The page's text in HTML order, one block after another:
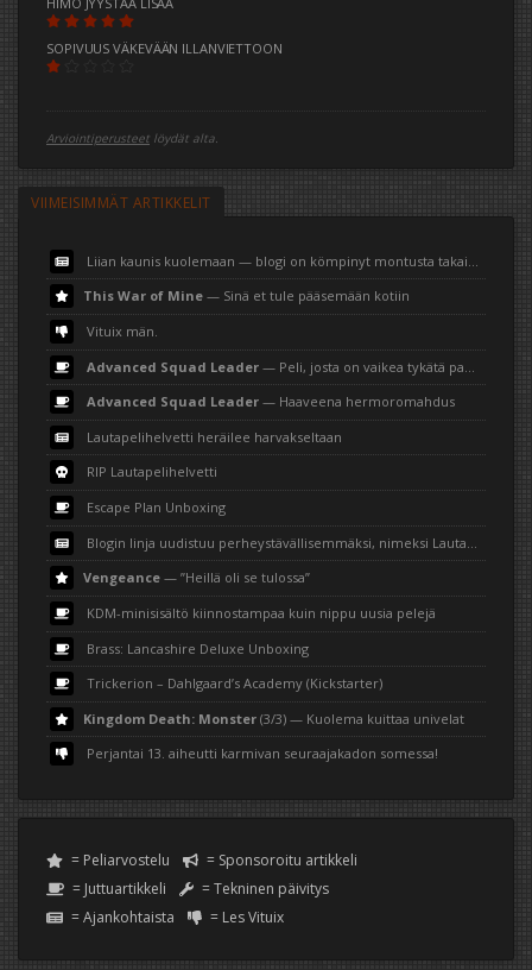
SOPIVUUS VÄKEVÄÄN ILLANVIETTOON
Arviointiperusteet löydät alta.
VIIMEISIMMÄT ARTIKKELIT
Liian kaunis kuolemaan — blogi on kömpinyt montusta takaisin
This War of Mine — Sinä et tule pääsemään kotiin
Vituix män.
Advanced Squad Leader — Peli, josta on vaikea tykätä paperilla
Advanced Squad Leader — Haaveena hermoromahdus
Lautapelihelvetti heräilee harvakseltaan
RIP Lautapelihelvetti
Escape Plan Unboxing
Blogin linja uudistuu perheystävällisemmäksi, nimeksi Lautapelihemmetti
Vengeance — ”Heillä oli se tulossa”
KDM-minisisältö kiinnostampaa kuin nippu uusia pelejä
Brass: Lancashire Deluxe Unboxing
Trickerion – Dahlgaard’s Academy (Kickstarter)
Kingdom Death: Monster (3/3) — Kuolema kuittaa univelat
Perjantai 13. aiheutti karmivan seuraajakadon somessa!
= Peliarvostelu
= Sponsoroitu artikkeli
= Juttuartikkeli
= Tekninen päivitys
= Ajankohtaista
= Les Vituix